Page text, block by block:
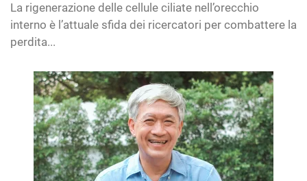
La rigenerazione delle cellule ciliate nell’orecchio
interno è l’attuale sfida dei ricercatori per combattere la
perdita...